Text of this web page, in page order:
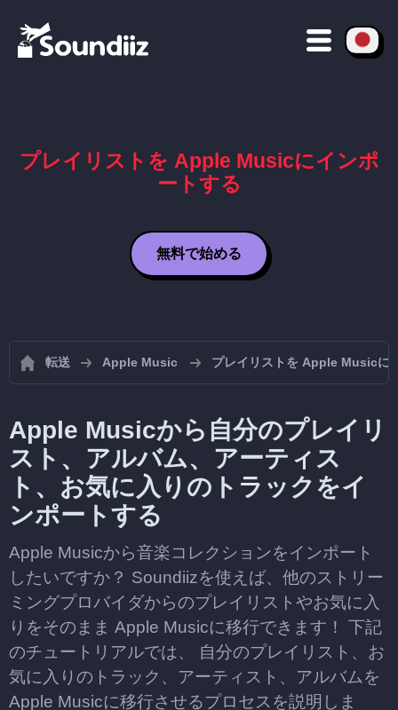
プレイリストを Apple Musicにインポ
ートする
無料で始める
転送 Apple Music プレイリストを Apple Musicに
Apple Musicから自分のプレイリ
スト、アルバム、アーティス
ト、お気に入りのトラックをイ
ンポートする
Apple Musicから音楽コレクションをインポート
したいですか？ Soundiizを使えば、他のストリー
ミングプロバイダからのプレイリストやお気に入
りをそのまま Apple Musicに移行できます！ 下記
のチュートリアルでは、 自分のプレイリスト、お
気に入りのトラック、アーティスト、アルバムを
Apple Musicに移行させるプロセスを説明しま